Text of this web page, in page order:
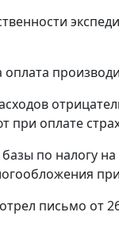
оплате
по налогу
письмо от